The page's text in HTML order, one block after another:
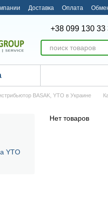
Доставка Оплата
+38 099 130 33
BASAK, YTO в Украине
Нет товаров
YTO